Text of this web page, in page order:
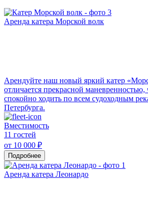
Аренда катера Морской волк
Арендуйте наш новый яркий катер
отличается прекрасной маневренностью,
спокойно ходить по всем судоходным
Петербурга.
Вместимость
11 гостей
от 10 000 ₽
Подробнее
Аренда катера Леонардо